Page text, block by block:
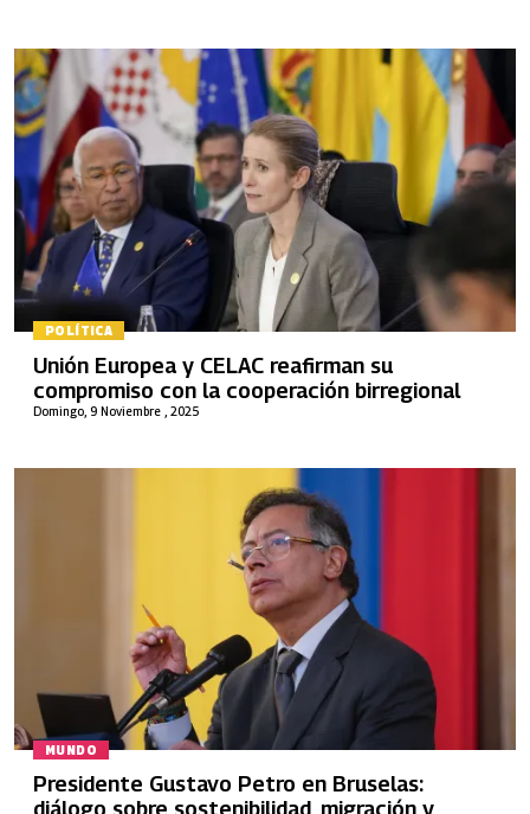
POLÍTICA
Domingo, 9 Noviembre , 2025
Unión Europea y CELAC reafirman su
compromiso con la cooperación birregional
MUNDO
Presidente Gustavo Petro en Bruselas:
diálogo sobre sostenibilidad, migración y